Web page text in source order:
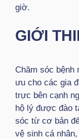
giờ.
GIỚI
Chăm sóc bệnh
ưu cho các gia
trực bên cạnh
hộ lý được đào
sóc từ cơ bản
vệ sinh cá